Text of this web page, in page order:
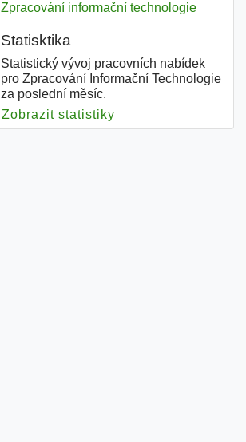
Zpracování informační technologie
Statisktika
Statistický vývoj pracovních nabídek
pro Zpracování Informační Technologie
za poslední měsíc.
Zobrazit statistiky